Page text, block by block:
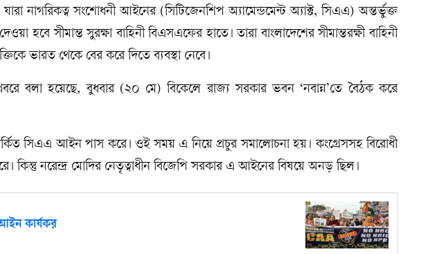
যারা নাগরিকত্ব সংশোধনী আইনের (সিটিজেনশিপ অ্যামেন্ডমেন্ট অ্যাক্ট, সিএএ) অন্তর্ভুক্ত
হবে সীমান্ত সুরক্ষা বাহিনী বিএসএফের হাতে। তারা বাংলাদেশের সীমান্তরক্ষী বাহিনী
ভারত থেকে বের করে দিতে ব্যবস্থা নেবে।
বলা হয়েছে, বুধবার (২০ মে) বিকেলে রাজ্য সরকার ভবন ‘নবান্ন’তে বৈঠক করে
সিএএ আইন পাস করে। ওই সময় এ নিয়ে প্রচুর সমালোচনা হয়। কংগ্রেসসহ বিরোধী
কিন্তু নরেন্দ্র মোদির নেতৃত্বাধীন বিজেপি সরকার এ আইনের বিষয়ে অনড় ছিল।
কার্যকর